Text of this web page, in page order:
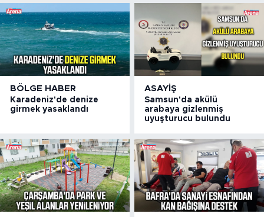
BÖLGE HABER
Karadeniz'de denize
girmek yasaklandı
ASAYIŞ
Samsun'da akülü
arabaya gizlenmiş
uyuşturucu bulundu